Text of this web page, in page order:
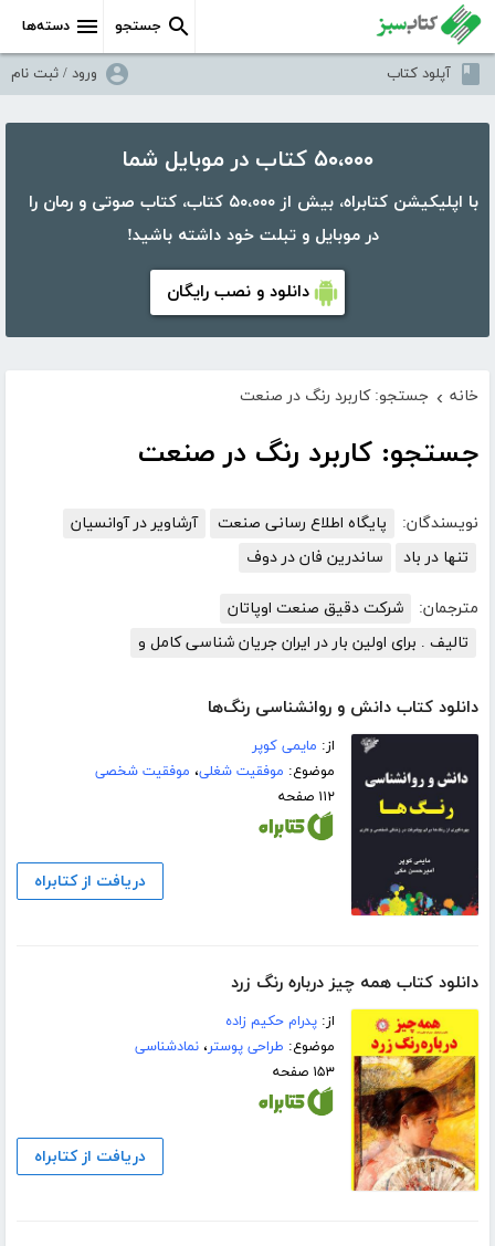
دسته‌ها جستجو
آپلود کتاب ورود / ثبت نام
۵۰،۰۰۰ کتاب در موبایل شما
با اپلیکیشن کتابراه، بیش از ۵۰،۰۰۰ کتاب، کتاب صوتی و رمان را
در موبایل و تبلت خود داشته باشید!
دانلود و نصب رایگان
خانه › جستجو: کاربرد رنگ در صنعت
جستجو: کاربرد رنگ در صنعت
نویسندگان: پایگاه اطلاع رسانی صنعت
آرشاویر در آوانسیان
تنها در باد
ساندرین فان در دوف
مترجمان:
شرکت دقیق صنعت اوپاتان
تالیف . برای اولین بار در ایران جریان شناسی کامل و
دانلود کتاب دانش و روانشناسی رنگ‌ها
از: مایمی کوپر
موضوع: موفقیت شغلی، موفقیت شخصی
۱۱۲ صفحه
دریافت از کتابراه
دانلود کتاب همه چیز درباره رنگ زرد
از:پدرام حکیم زاده
موضوع: طراحی پوستر،نمادشناسی
۱۵۳ صفحه
دریافت از کتابراه